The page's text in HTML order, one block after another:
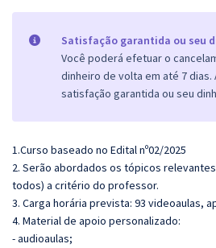
Satisfação garantida ou seu
Você poderá efetuar o
dinheiro de volta em até 7 dias.
satisfação garantida ou seu
1.Curso baseado no Edital nº02/2025
2. Serão abordados os tópicos
todos) a critério do professor.
3. Carga horária prevista: 93 videoaulas,
4. Material de apoio personalizado:
- audioaulas;